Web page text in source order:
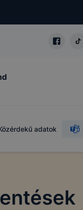
adatok